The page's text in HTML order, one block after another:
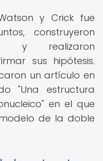
y Crick fue
construyeron
y realizaron
sus hipótesis.
un artículo en
"Una estructura
en el que
de la doble